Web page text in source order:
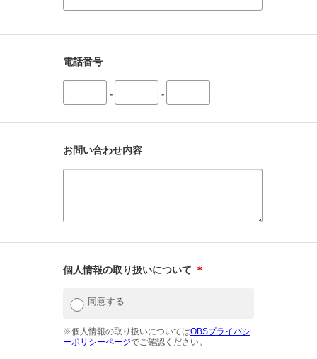
電話番号
- -
お問い合わせ内容
個人情報の取り扱いについて ＊
同意する
※個人情報の取り扱いについてはOBSプライバシ
ーポリシーページでご確認ください。